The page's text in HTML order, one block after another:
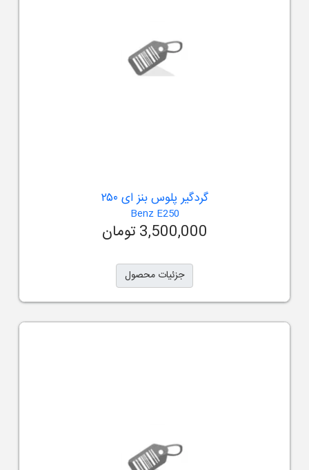
گردگیر پلوس بنز ای ۲۵۰
Benz E250
3,500,000 تومان
جزئیات محصول